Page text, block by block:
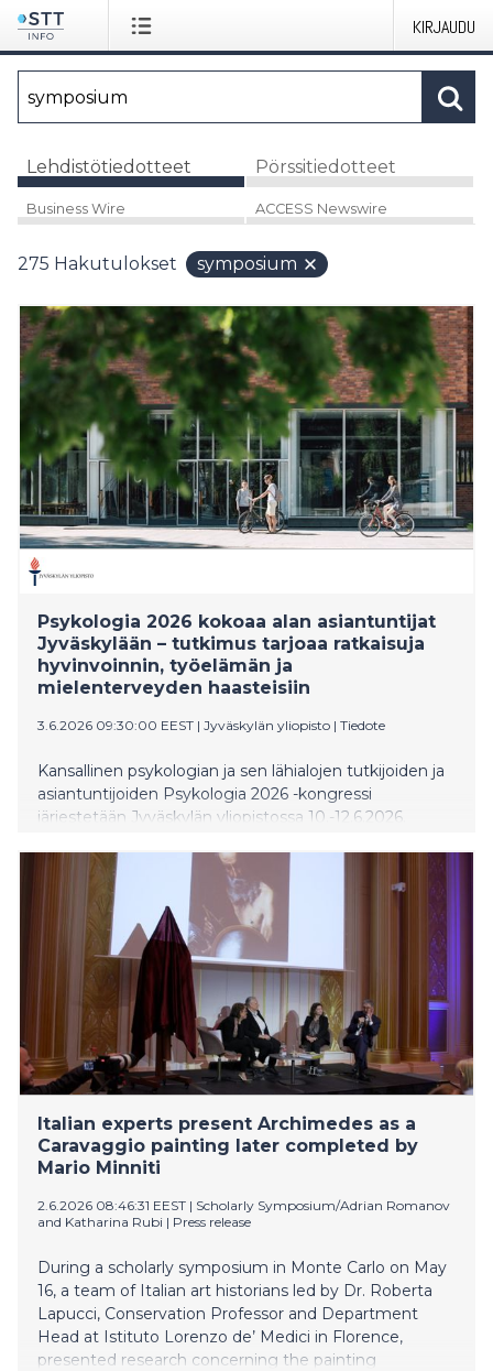
KIRJAUDU
Lehdistötiedotteet Pörssitiedotteet
Business Wire ACCESS Newswire
275 Hakutulokset symposium
Psykologia 2026 kokoaa alan asiantuntijat
Jyväskylään – tutkimus tarjoaa ratkaisuja
hyvinvoinnin, työelämän ja
mielenterveyden haasteisiin
3.6.2026 09:30:00 EEST | Jyväskylän yliopisto | Tiedote
Kansallinen psykologian ja sen lähialojen tutkijoiden ja
asiantuntijoiden Psykologia 2026 -kongressi
järjestetään Jyväskylän yliopistossa 10.-12.6.2026.
Suomen. Kolmipäiväinen kongressi tuo yhteen
tutkijat, asiantuntijat ja opiskelijat korkeatasoisen
tieteellisen ohjelman, keskustelujen ja
verkostoitumisen äärelle.
Italian experts present Archimedes as a
Caravaggio painting later completed by
Mario Minniti
2.6.2026 08:46:31 EEST | Scholarly Symposium/Adrian Romanov
and Katharina Rubi | Press release
During a scholarly symposium in Monte Carlo on May
16, a team of Italian art historians led by Dr. Roberta
Lapucci, Conservation Professor and Department
Head at Istituto Lorenzo de’ Medici in Florence,
presented research concerning the painting